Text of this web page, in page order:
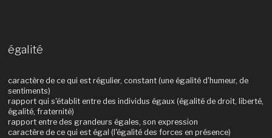
égalité
caractère de ce qui est régulier, constant (une égalité d'humeur, de
sentiments)
rapport qui s'établit entre des individus égaux (égalité de droit, liberté,
égalité, fraternité)
rapport entre des grandeurs égales, son expression
caractère de ce qui est égal (l'égalité des forces en présence)